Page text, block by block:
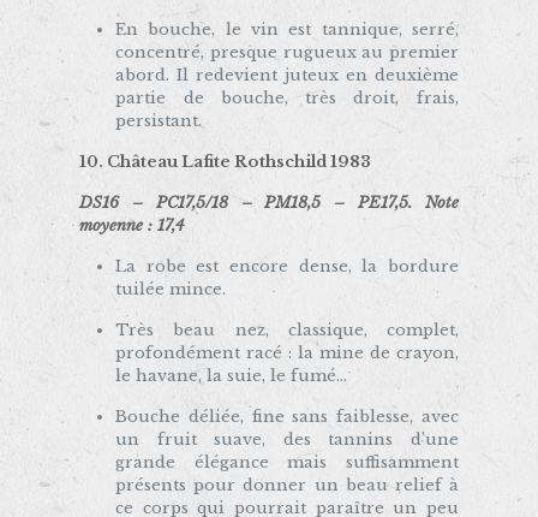
En bouche, le vin est tannique, serré,
concentré, presque rugueux au premier
abord. Il redevient juteux en deuxième
partie de bouche, très droit, frais,
persistant.
10. Château Lafite Rothschild 1983
DS16 – PC17,5/18 – PM18,5 – PE17,5. Note
moyenne : 17,4
La robe est encore dense, la bordure
tuilée mince.
Très beau nez, classique, complet,
profondément racé : la mine de crayon,
le havane, la suie, le fumé…
Bouche déliée, fine sans faiblesse, avec
un fruit suave, des tannins d’une
grande élégance mais suffisamment
présents pour donner un beau relief à
ce corps qui pourrait paraître un peu